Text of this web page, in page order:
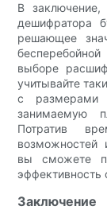
В заключение,
дешифратора
решающее
выборе
учитывайте
с размерами
занимаемую
Потратив
возможностей
вы сможете
эффективность
Заключение